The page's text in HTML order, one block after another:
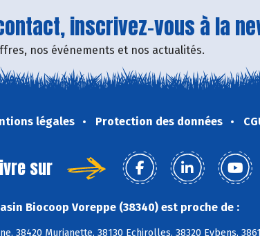
inscrivez-vous à la
nos événements et nos actualités.
légales Protection des données
sur
Biocoop Voreppe (38340) est proche de :
38420 Murianette, 38130 Echirolles, 38320 Eybens,